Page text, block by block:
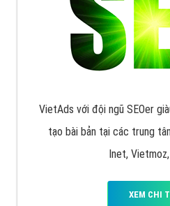
VietAds với đội ngũ SEOer
tạo bài bản tại các trung
Inet,
XEM CHI